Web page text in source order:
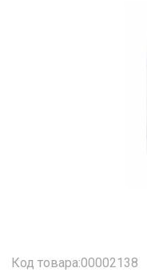
Код товара:00002138